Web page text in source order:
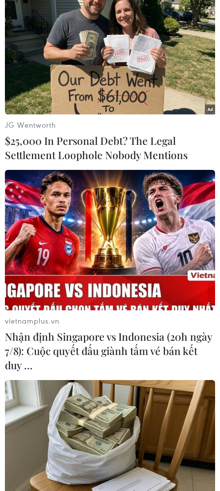
Cô từng được đề cử Oscar với các bộ phim
Bridget Jones's Diary", "Chicago" và chiến thắng
tại hạng mục Nữ diễn viên phụ xuất sắc với
"Cold Mountain"./.
(Vietnam+)
#Renee Zellweger
#Nữ diễn viên
#Minh tinh Hollywood
#Bridget Jones's Diary
#Cold Mountain
#Tiểu thư Jones
#Phẫu thuật thẩm mỹ
TIN LIÊN QUAN
JG Wentworth
$25,000 In Personal Debt? The Legal
Settlement Loophole Nobody Mentions
vietnamplus.vn
Nhận định Singapore vs Indonesia (20h ngày
7/8): Cuộc quyết đấu giành tấm vé bán kết
duy …